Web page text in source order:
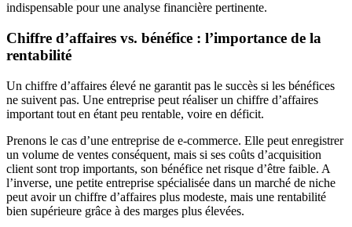
indispensable pour une analyse financière pertinente.
Chiffre d’affaires vs. bénéfice : l’importance de la
rentabilité
Un chiffre d’affaires élevé ne garantit pas le succès si les bénéfices
ne suivent pas. Une entreprise peut réaliser un chiffre d’affaires
important tout en étant peu rentable, voire en déficit.
Prenons le cas d’une entreprise de e-commerce. Elle peut enregistrer
un volume de ventes conséquent, mais si ses coûts d’acquisition
client sont trop importants, son bénéfice net risque d’être faible. A
l’inverse, une petite entreprise spécialisée dans un marché de niche
peut avoir un chiffre d’affaires plus modeste, mais une rentabilité
bien supérieure grâce à des marges plus élevées.